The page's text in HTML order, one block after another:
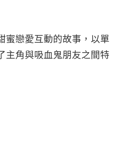
蜜戀愛互動的故事，以單
主角與吸血鬼朋友之間特